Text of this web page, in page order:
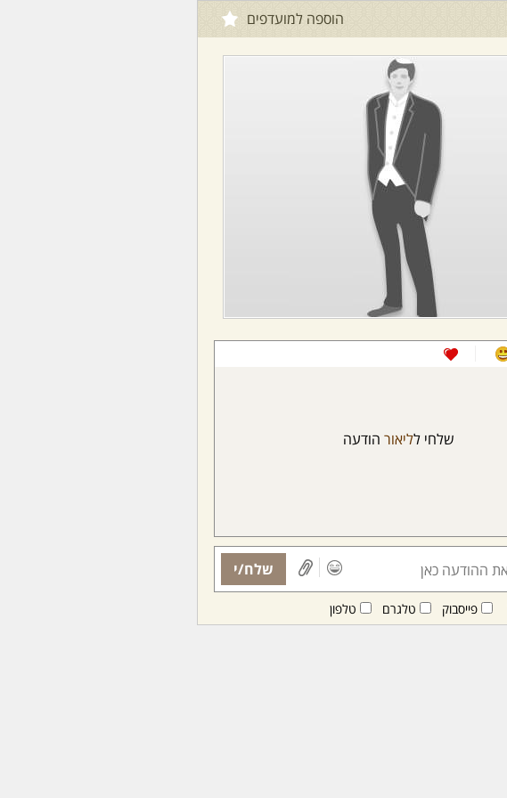
הוספה למועדפים
שלחי לליאור הודעה
שלח/י
פייסבוק טלגרם טלפון